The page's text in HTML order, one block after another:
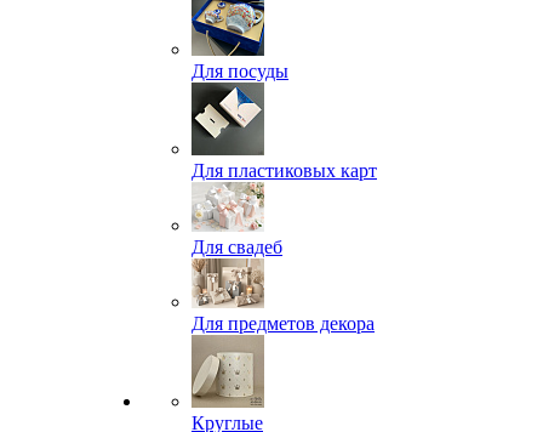
Для посуды
Для пластиковых карт
Для свадеб
Для предметов декора
Круглые